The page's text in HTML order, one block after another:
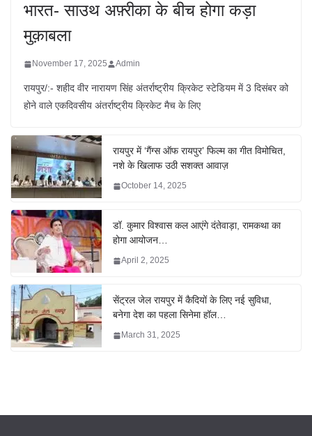
भारत- साउथ अफ़्रीका के बीच होगा कड़ा
मुक़ाबला
November 17, 2025 Admin
रायपुर/:- शहीद वीर नारायण सिंह अंतर्राष्ट्रीय क्रिकेट स्टेडियम में 3 दिसंबर को
होने वाले एकदिवसीय अंतर्राष्ट्रीय क्रिकेट मैच के लिए
रायपुर में ‘गैंग्स ऑफ रायपुर’ फिल्म का गीत विमोचित,
नशे के खिलाफ उठी सशक्त आवाज़
October 14, 2025
डॉ. कुमार विश्वास कल आएंगे दंतेवाड़ा, रामकथा का
होगा आयोजन…
April 2, 2025
सेंट्रल जेल रायपुर में कैदियों के लिए नई सुविधा,
बनेगा देश का पहला सिनेमा हॉल…
March 31, 2025